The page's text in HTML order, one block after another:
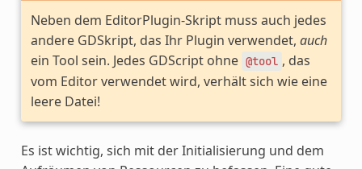
Neben dem EditorPlugin-Skript muss auch jedes
andere GDSkript, das Ihr Plugin verwendet, auch
ein Tool sein. Jedes GDScript ohne @tool , das
vom Editor verwendet wird, verhält sich wie eine
leere Datei!
Es ist wichtig, sich mit der Initialisierung und dem